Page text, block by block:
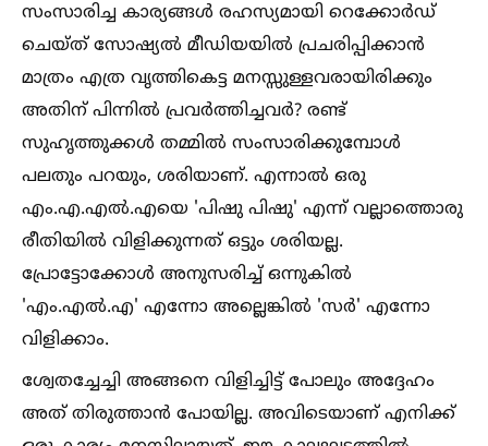
സംസാരിച്ച കാര്യങ്ങള്‍ രഹസ്യമായി റെക്കോർഡ്
ചെയ്ത് സോഷ്യല്‍ മീഡിയയില്‍ പ്രചരിപ്പിക്കാൻ
മാത്രം എത്ര വൃത്തികെട്ട മനസ്സുള്ളവരായിരിക്കും
അതിന് പിന്നില്‍ പ്രവർത്തിച്ചവർ? രണ്ട്
സുഹൃത്തുക്കള്‍ തമ്മില്‍ സംസാരിക്കുമ്പോള്‍
പലതും പറയും, ശരിയാണ്. എന്നാല്‍ ഒരു
എം.എ.എല്‍.എയെ 'പിഷു പിഷു' എന്ന് വല്ലാത്തൊരു
രീതിയില്‍ വിളിക്കുന്നത് ഒട്ടും ശരിയല്ല.
പ്രോട്ടോക്കോള്‍ അനുസരിച്ച്‌ ഒന്നുകില്‍
'എം.എല്‍.എ' എന്നോ അല്ലെങ്കില്‍ 'സർ' എന്നോ
വിളിക്കാം.
ശ്വേതച്ചേച്ചി അങ്ങനെ വിളിച്ചിട്ട് പോലും അദ്ദേഹം
അത് തിരുത്താൻ പോയില്ല. അവിടെയാണ് എനിക്ക്